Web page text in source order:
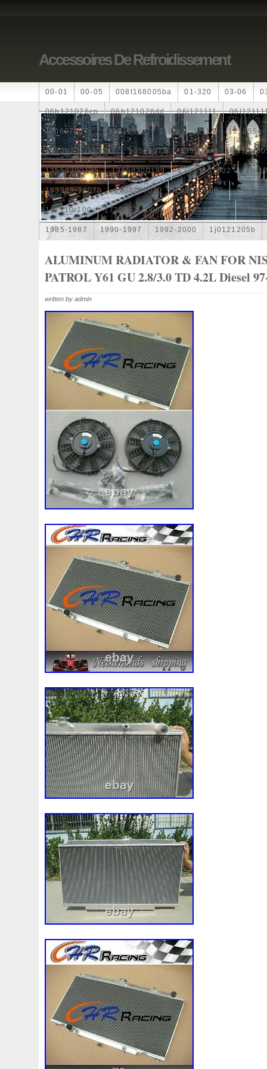
Accessoires De Refroidissement
00-01 00-05 008t168005ba 01-320 03-06
06h121026cp 06h121026dd 06l121111
110607087r 1115108ve 118ia 12-14 121255a
1330e2 1330v3 1350a073 1350a348
1355d300195 1355d300199 1355d301602
163369-38070 16360yv030 163630g060
167110r100 1712067j10000 17425a3f109
1985-1987 1990-1997 1992-2000 1j0121205b
210103417r 21060g2401
214100052r 214104822r 214104eb0b
214108535r 214108706r 214109798r
214812415r 214814342r 214814ea0a
214818h83a 214819674r 21481bm410
215592894r 220928kh13a0000038
253102b970 253102y001 253103e710
253801w910 253802h600 253802y000
253860l250 253862c000 256902u000
2gm955448c 2m413m4y07 2q0121203k
3-Rows 30si 318i 320i 325i
3c0145805am 3e506202 3rangée
45119ag010 45121fj000
4m1820023a 4row 50mm 52079555ab
55mm 56mm 57mm 5d11348
5q0121251gb 5q0121251gq 5q0121251gr
5yy0593 6-Radiateur
68249185ab 68mm 6c118c607ad
7e0121207b 7h0121253k 7l0121203b
7l0121253a 7l0959455g 7l0965561k
868718n 87050f4020 874615p
8d9200000 8e0121205ab 8e0121251
8k0121251h 8k0121251r 8milelake
8v618005be 8v618c607eb 90-03
92120eb400 94-01 94942a2 97100j7100
A0005002686 A00514600 A0995000004
A1635000155 A1635000293 A163500155
A1695002693 A1695050255 A1698203642
A2035000293kz A2035001193 A2045001203
A2115001693 A2115002293
A2479060100 A4155000293 A4539064300
Accesoires Accessoire Accessoires
Acrobate Action
Ah228t000aa Airis Airtec Airtex
Alluminio Alpha Alukuehler
Amélioré Amenagement America
Appareil
ALUMINUM RADIATOR & FAN FOR
PATROL Y61 GU 2.8/3.0 TD 4.2L Diesel
written by admin